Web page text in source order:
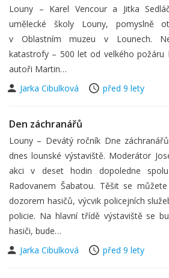
Louny – Karel Vencour a Jitka
umělecké školy Louny, pomyslně
v Oblastním muzeu v Lounech.
katastrofy – 500 let od velkého
autoři Martin…
Jarka Cibulková
před 9 lety
Den záchranářů
Louny – Devátý ročník Dne
dnes lounské výstaviště. Moderátor
akci v deset hodin dopoledne
Radovanem Šabatou. Těšit se
dozorem hasičů, výcvik policejních
policie. Na hlavní třídě výstaviště se
hasiči, bude…
Jarka Cibulková
před 9 lety